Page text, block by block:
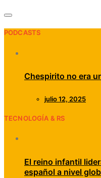
PODCASTS
Chespirito no era
julio 12, 2025
TECNOLOGÍA & RS
El reino infantil
español a nivel